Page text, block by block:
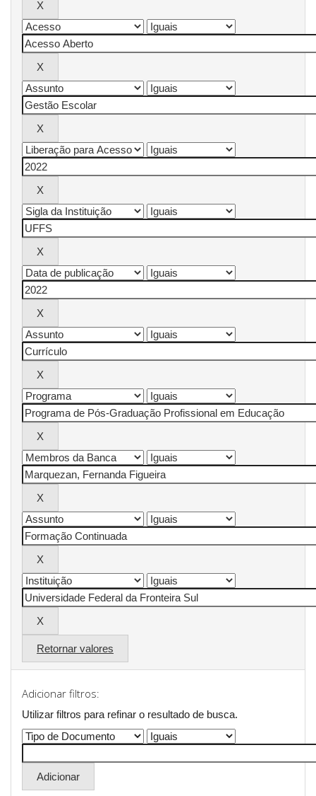
Retornar valores
Adicionar filtros:
Utilizar filtros para refinar o resultado de busca.